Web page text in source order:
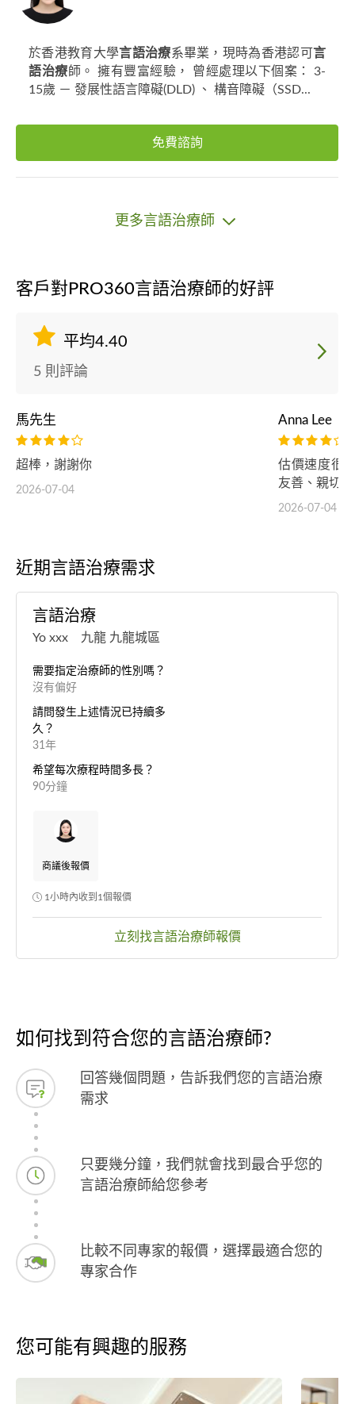
於香港教育大學言語治療系畢業，現時為香港認可言
語治療師。 擁有豐富經驗， 曾經處理以下個案： 3-
15歲 － 發展性語言障礙(DLD) 、 構音障礙（SSD...
免費諮詢
更多言語治療師
客戶對PRO360言語治療師的好評
平均4.40
5 則評論
馬先生
超棒，謝謝你
2026-07-04
Anna Lee
估價速度很
友善、親切。
2026-07-04
近期言語治療需求
言語治療
Yo xxx 九龍 九龍城區
需要指定治療師的性別嗎？
沒有偏好
請問發生上述情況已持續多
久？
31年
希望每次療程時間多長？
90分鐘
商議後報價
1小時內收到1個報價
立刻找言語治療師報價
如何找到符合您的言語治療師?
回答幾個問題，告訴我們您的言語治療
需求
只要幾分鐘，我們就會找到最合乎您的
言語治療師給您參考
比較不同專家的報價，選擇最適合您的
專家合作
您可能有興趣的服務